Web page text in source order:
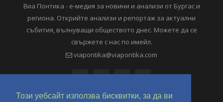
Този уебсайт използва бисквитки, за да ви
Виа Понтика - е-медия за новини и анализи от Бургас и
региона. Открийте анализи и репортаж за актуални
събития, вълнуващи обществото днес. Можете да се
свържете с нас по имейл.
viapontika@viapontika.com